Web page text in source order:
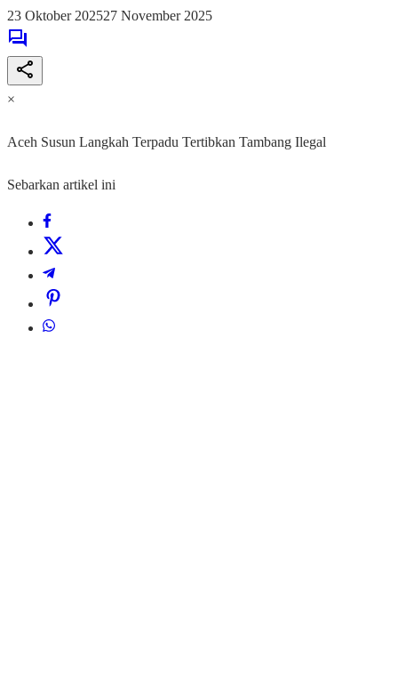
23 Oktober 202527 November 2025
×
Aceh Susun Langkah Terpadu Tertibkan Tambang Ilegal
Sebarkan artikel ini